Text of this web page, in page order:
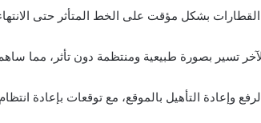
بشكل مؤقت على الخط المتأثر حتى
تسير بصورة طبيعية ومنتظمة دون تأثر، مما
وإعادة التأهيل بالموقع، مع توقعات بإعادة